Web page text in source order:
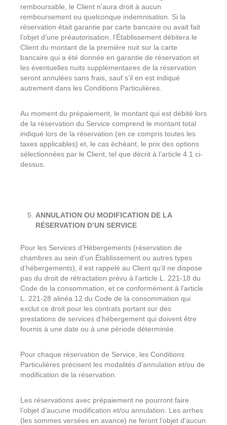
remboursable, le Client n’aura droit à aucun
remboursement ou quelconque indemnisation. Si la
réservation était garantie par carte bancaire ou avait fait
l’objet d’une préautorisation, l’Établissement débitera le
Client du montant de la première nuit sur la carte
bancaire qui a été donnée en garantie de réservation et
les éventuelles nuits supplémentaires de la réservation
seront annulées sans frais, sauf s’il en est indiqué
autrement dans les Conditions Particulières.
Au moment du prépaiement, le montant qui est débité lors
de la réservation du Service comprend le montant total
indiqué lors de la réservation (en ce compris toutes les
taxes applicables) et, le cas échéant, le prix des options
sélectionnées par le Client, tel que décrit à l’article 4.1 ci-
dessus.
ANNULATION OU MODIFICATION DE LA
RÉSERVATION D’UN SERVICE
Pour les Services d’Hébergements (réservation de
chambres au sein d’un Établissement ou autres types
d’hébergements), il est rappelé au Client qu’il ne dispose
pas du droit de rétractation prévu à l’article L. 221-18 du
Code de la consommation, et ce conformément à l’article
L. 221-28 alinéa 12 du Code de la consommation qui
exclut ce droit pour les contrats portant sur des
prestations de services d’hébergement qui doivent être
fournis à une date ou à une période déterminée.
Pour chaque réservation de Service, les Conditions
Particulières précisent les modalités d’annulation et/ou de
modification de la réservation.
Les réservations avec prépaiement ne pourront faire
l’objet d’aucune modification et/ou annulation. Les arrhes
(les sommes versées en avance) ne feront l’objet d’aucun